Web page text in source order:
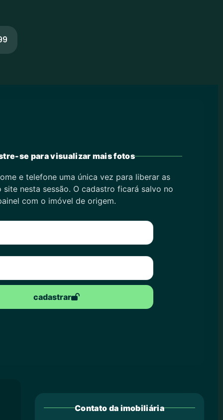
se para visualizar mais fotos
e telefone uma única vez para liberar as
nesta sessão. O cadastro ficará salvo no
com o imóvel de origem.
cadastrar
Contato da imobiliária